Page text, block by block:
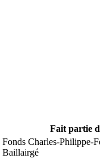
Fait partie
Fonds Charles-Philippe-
Baillairgé